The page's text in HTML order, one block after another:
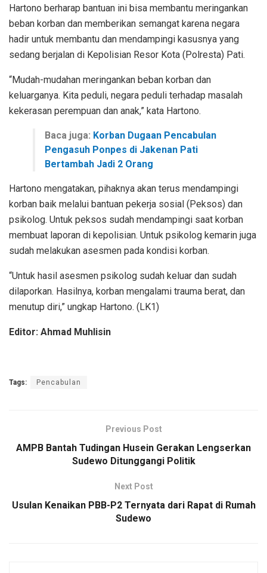
Hartono berharap bantuan ini bisa membantu meringankan
beban korban dan memberikan semangat karena negara
hadir untuk membantu dan mendampingi kasusnya yang
sedang berjalan di Kepolisian Resor Kota (Polresta) Pati.
“Mudah-mudahan meringankan beban korban dan
keluarganya. Kita peduli, negara peduli terhadap masalah
kekerasan perempuan dan anak,” kata Hartono.
Baca juga: Korban Dugaan Pencabulan
Pengasuh Ponpes di Jakenan Pati
Bertambah Jadi 2 Orang
Hartono mengatakan, pihaknya akan terus mendampingi
korban baik melalui bantuan pekerja sosial (Peksos) dan
psikolog. Untuk peksos sudah mendampingi saat korban
membuat laporan di kepolisian. Untuk psikolog kemarin juga
sudah melakukan asesmen pada kondisi korban.
“Untuk hasil asesmen psikolog sudah keluar dan sudah
dilaporkan. Hasilnya, korban mengalami trauma berat, dan
menutup diri,” ungkap Hartono. (LK1)
Editor: Ahmad Muhlisin
Tags: Pencabulan
Previous Post
AMPB Bantah Tudingan Husein Gerakan Lengserkan
Sudewo Ditunggangi Politik
Next Post
Usulan Kenaikan PBB-P2 Ternyata dari Rapat di Rumah
Sudewo